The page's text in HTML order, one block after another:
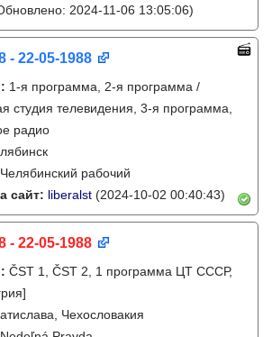
2024-11-06 13:05:06)
- 22-05-1988
: 1-я программа, 2-я программа /
студия телевидения, 3-я программа,
радио
Челябинский рабочий
сайт: liberalst (2024-10-02 00:40:43)
- 22-05-1988
: ČST 1, ČST 2, 1 программа ЦТ СССР,
Чехословакия